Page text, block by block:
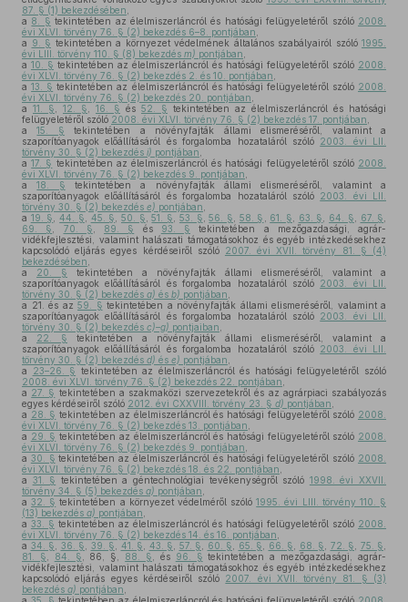
87. § (1) bekezdésében
a 8. § tekintetében az élelmiszerláncról és hatósági felügyeletéről szóló 2008.
évi XLVI. törvény 76. § (2) bekezdés 6–8. pontjában
a 9. § tekintetében a környezet védelmének általános szabályairól szóló 1995.
évi LIII. törvény 110. § (8) bekezdés m) pontjában
a 10. § tekintetében az élelmiszerláncról és hatósági felügyeletéről szóló 2008.
évi XLVI. törvény 76. § (2) bekezdés 2. és 10. pontjában
a13. § tekintetében az élelmiszerláncról és hatósági felügyeletéről szóló 2008.
évi XLVI. törvény 76. § (2) bekezdés 20. pontjában
a 11. § 12. § 16. § és 52. § tekintetében az élelmiszerláncról és hatósági
felügyeletéről szóló 2008. évi XLVI. törvény 76. § (2) bekezdés 17. pontjában
a15. § tekintetében a növényfajták állami elismeréséről, valamint a
szaporítóanyagok előállításáról és forgalomba hozataláról szóló 2003. évi LII.
törvény 30. § (2) bekezdés i) pontjában
a17. § tekintetében az élelmiszerláncról és hatósági felügyeletéről szóló 2008.
évi XLVI. törvény 76. § (2) bekezdés 9. pontjában
a18. § tekintetében a növényfajták állami elismeréséről, valamint a
szaporítóanyagok előállításáról és forgalomba hozataláról szóló 2003. évi LII.
törvény 30. § (2) bekezdés e) pontjában
a 19. § ,44. § 45. § ,50. § ,51. § 53. § ,56. § 58. § 61. § 63. § 64. § 67. §
69. §
70. § 89. § és 93. § tekintetében a mezőgazdasági, agrár-
vidékfejlesztési, valamint halászati támogatásokhoz és egyéb intézkedésekhez
kapcsolódó eljárás egyes kérdéseiről szóló 2007. évi XVII. törvény 81. § (4)
bekezdésében
a 20. § tekintetében a növényfajták állami elismeréséről, valamint a
szaporítóanyagok előállításáról és forgalomba hozataláról szóló 2003. évi LII.
törvény 30. § (2) bekezdés a) és b) pontjában
a 21. és az 59. § tekintetében a növényfajták állami elismeréséről, valamint a
szaporítóanyagok előállításáról és forgalomba hozataláról szóló 2003. évi LII.
törvény 30. § (2) bekezdés c)–g) pontjaiban
a 22. § tekintetében a növényfajták állami elismeréséről, valamint a
szaporítóanyagok előállításáról és forgalomba hozataláról szóló 2003. évi LII.
törvény 30. § (2) bekezdés d) és e) pontjában
a
23–26. § tekintetében az élelmiszerláncról és hatósági felügyeletéről szóló
2008. évi XLVI. törvény 76. § (2) bekezdés 22. pontjában
a 27. § tekintetében a szakmaközi szervezetekről és az agrárpiaci szabályozás
egyes kérdéseiről szóló 2012. évi CXXVIII. törvény 23. § d) pontjában
a 28. § tekintetében az élelmiszerláncról és hatósági felügyeletéről szóló 2008.
évi XLVI. törvény 76. § (2) bekezdés 13. pontjában
a 29. § tekintetében az élelmiszerláncról és hatósági felügyeletéről szóló 2008.
évi XLVI. törvény 76. § (2) bekezdés 9. pontjában
a 30. § tekintetében az élelmiszerláncról és hatósági felügyeletéről szóló 2008.
évi XLVI. törvény 76. § (2) bekezdés 18. és 22. pontjában
a 31. § tekintetében a géntechnológiai tevékenységről szóló 1998. évi XXVII.
törvény 34. § (5) bekezdés a) pontjában
a32. § tekintetében a környezet védelméről szóló1995. évi LIII. törvény 110. §
(13) bekezdés a) pontjában
a 33. § tekintetében az élelmiszerláncról és hatósági felügyeletéről szóló 2008.
évi XLVI. törvény 76. § (2) bekezdés 14. és 16. pontjában
a 34. § 36. § 39. § 41. § 43. § 57. § 60. § 65. § 66. § 68. § 72. § 75. §
81. §
84. § , 86, §, 88. § , és 96. § tekintetében a mezőgazdasági, agrár-
vidékfejlesztési, valamint halászati támogatásokhoz és egyéb intézkedésekhez
kapcsolódó eljárás egyes kérdéseiről szóló 2007. évi XVII. törvény 81. § (3)
bekezdés a) pontjában